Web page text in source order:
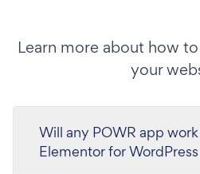
Learn more about how
your
Will any POWR app
Elementor for